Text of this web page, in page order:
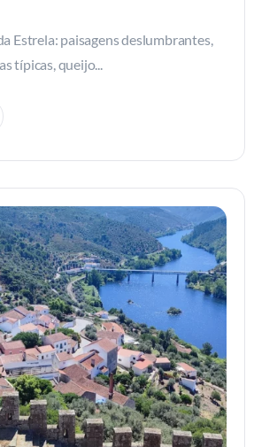
Estrela: paisagens deslumbrantes,
típicas, queijo...